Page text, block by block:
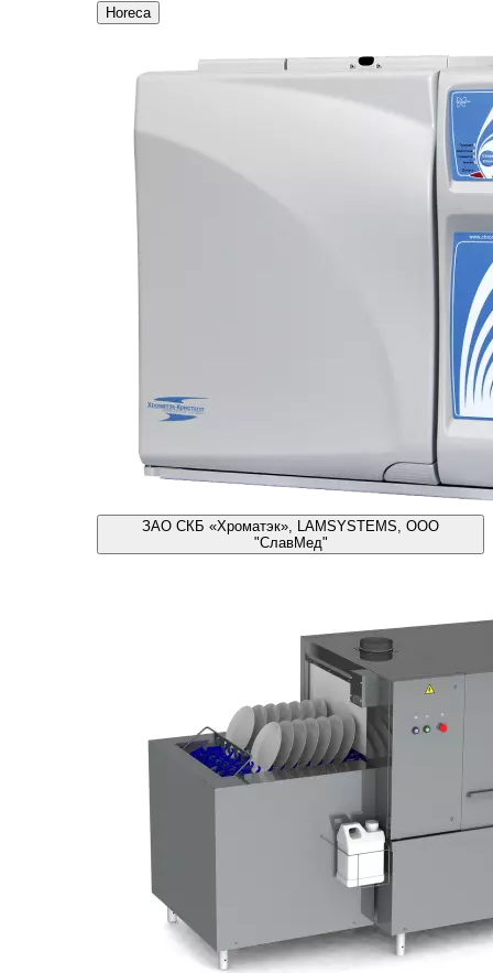
Horeca
ЗАО СКБ «Хроматэк», LAMSYSTEMS, ООО
"СлавМед"